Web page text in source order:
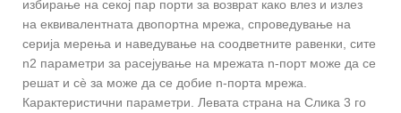
избирање на секој пар порти за возврат како влез и излез
на еквивалентната двопортна мрежа, спроведување на
серија мерења и наведување на соодветните равенки, сите
n2 параметри за расејување на мрежата n-порт може да се
решат и сè за може да се добие n-порта мрежа.
Карактеристични параметри. Левата страна на Слика 3 го